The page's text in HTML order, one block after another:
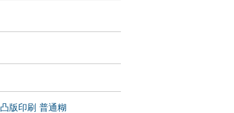
凸版印刷 普通糊